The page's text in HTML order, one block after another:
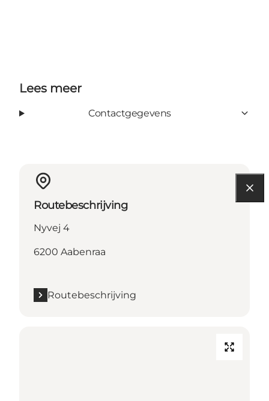
Lees meer
Contactgegevens
Routebeschrijving
Nyvej 4
6200 Aabenraa
Routebeschrijving